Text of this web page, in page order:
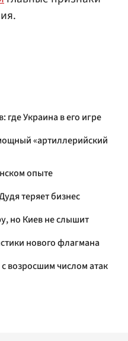
Украина в его игре
«артиллерийский
опыте
теряет бизнес
но Киев не слышит
нового флагмана
возросшим числом атак